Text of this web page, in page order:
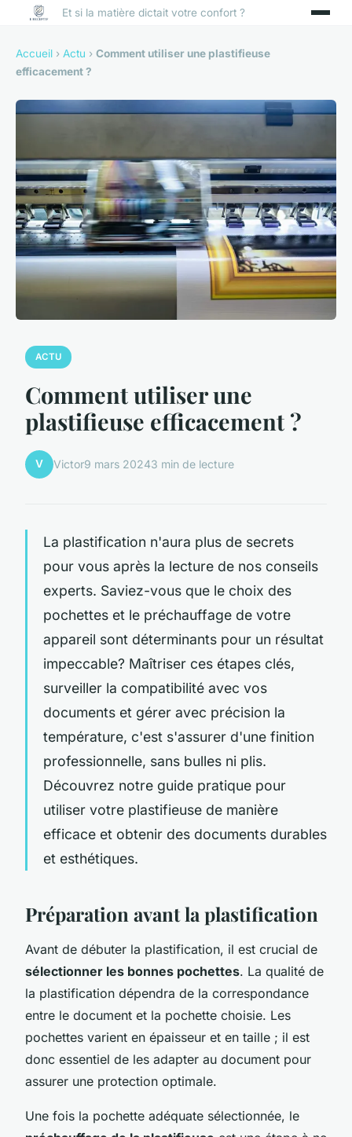
Et si la matière dictait votre confort ?
Accueil › Actu › Comment utiliser une plastifieuse
efficacement ?
ACTU
Comment utiliser une
plastifieuse efficacement ?
V Victor9 mars 20243 min de lecture
La plastification n'aura plus de secrets
pour vous après la lecture de nos conseils
experts. Saviez-vous que le choix des
pochettes et le préchauffage de votre
appareil sont déterminants pour un résultat
impeccable? Maîtriser ces étapes clés,
surveiller la compatibilité avec vos
documents et gérer avec précision la
température, c'est s'assurer d'une finition
professionnelle, sans bulles ni plis.
Découvrez notre guide pratique pour
utiliser votre plastifieuse de manière
efficace et obtenir des documents durables
et esthétiques.
Préparation avant la plastification
Avant de débuter la plastification, il est crucial de
sélectionner les bonnes pochettes. La qualité de
la plastification dépendra de la correspondance
entre le document et la pochette choisie. Les
pochettes varient en épaisseur et en taille ; il est
donc essentiel de les adapter au document pour
assurer une protection optimale.
Une fois la pochette adéquate sélectionnée, le